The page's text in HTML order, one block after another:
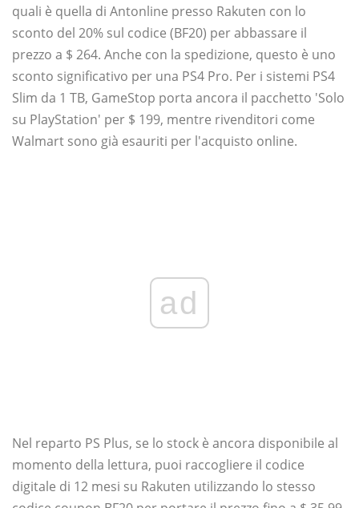
quali è quella di Antonline presso Rakuten con lo
sconto del 20% sul codice (BF20) per abbassare il
prezzo a $ 264. Anche con la spedizione, questo è uno
sconto significativo per una PS4 Pro. Per i sistemi PS4
Slim da 1 TB, GameStop porta ancora il pacchetto 'Solo
su PlayStation' per $ 199, mentre rivenditori come
Walmart sono già esauriti per l'acquisto online.
ad
Nel reparto PS Plus, se lo stock è ancora disponibile al
momento della lettura, puoi raccogliere il codice
digitale di 12 mesi su Rakuten utilizzando lo stesso